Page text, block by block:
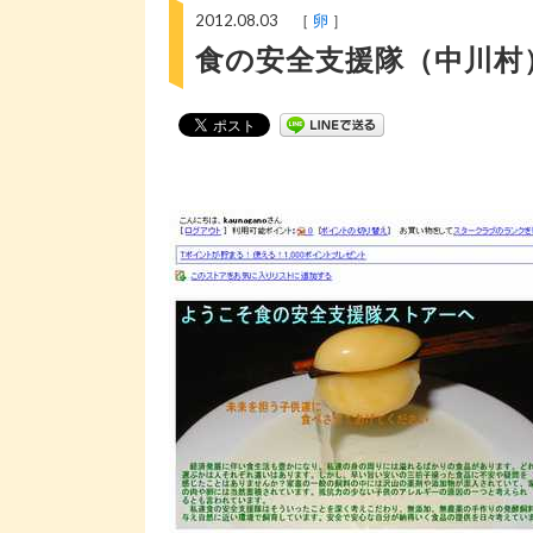
2012.08.03 ［ 卵 ］
食の安全支援隊（中川村